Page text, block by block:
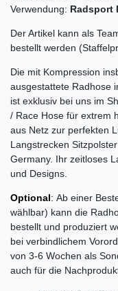
Verwendung: Radsport
Der Artikel kann als
bestellt werden
Die mit Kompression
ausgestattete Radhose
ist exklusiv bei uns im
/ Race Hose für extrem
aus Netz zur perfekten
Langstrecken
Germany. Ihr zeitloses
und Designs.
Optional: Ab einer
wählbar) kann die
bestellt und produziert
bei verbindlichem
von 3-6 Wochen als
auch für die